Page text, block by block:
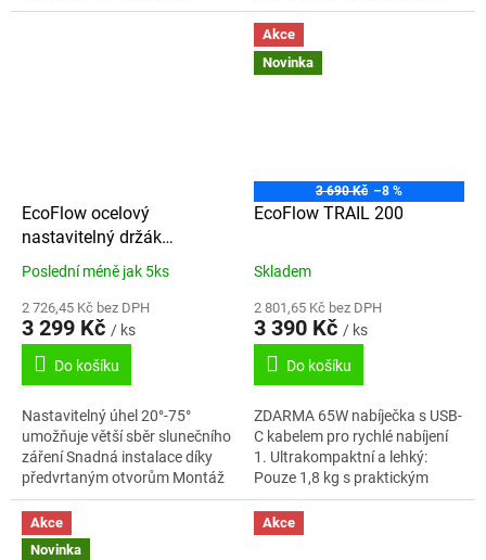
využívá síť Českých
svůj elektromobil, což vám
poskytne 23 km* navíc dle...
EcoFlow ocelový
nastavitelný držák
solárního panelu - 400W
Poslední méně jak 5ks
2 726,45 Kč bez DPH
3 299 Kč / ks
Do košíku
Nastavitelný úhel 20°-75°
umožňuje větší sběr slunečního
záření Snadná instalace díky
předvrtaným otvorům Montáž
na jakýkoli rovný povrch,
zejména na střechy obytných...
Akce
Novinka
3 690 Kč –8 %
EcoFlow TRAIL 200
Skladem
2 801,65 Kč bez DPH
3 390 Kč / ks
Do košíku
ZDARMA 65W nabíječka s USB-
C kabelem pro rychlé nabíjení
1. Ultrakompaktní a lehký:
Pouze 1,8 kg s praktickým
designem – ideální na cesty. 2.
Čistě stejnosměrné...
Akce
Novinka
Akce